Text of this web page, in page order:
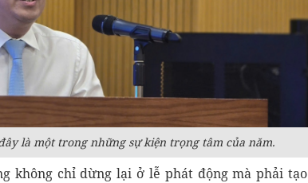
là một trong những sự kiện trọng tâm của năm.
không chỉ dừng lại ở lễ phát động mà phải tạo